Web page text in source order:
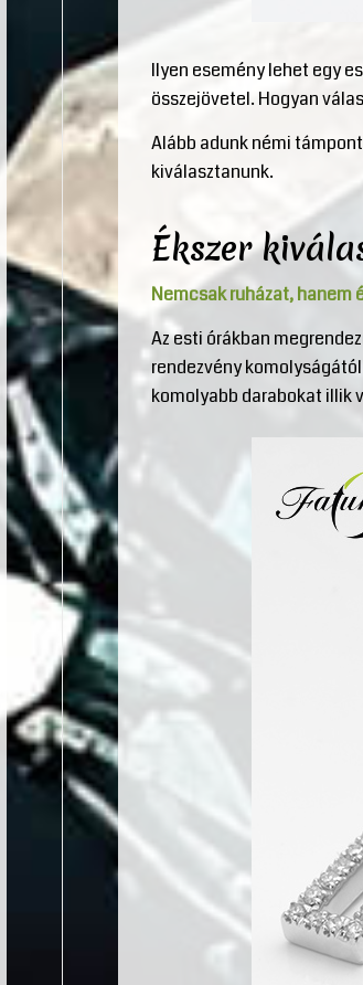
Ilyen esemény lehet egy
összejövetel. Hogyan
Alább adunk némi
kiválasztanunk.
Ékszer
Nemcsak ruházat, hanem
Az esti órákban
rendezvény
komolyabb darabokat illik